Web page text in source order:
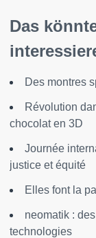
Das
Des montres
Révolution
chocolat en 3D
Journée
justice et équité
Elles font la
neomatik :
technologies